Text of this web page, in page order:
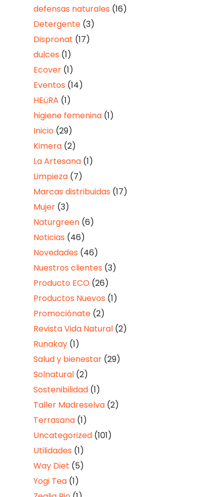
defensas naturales (16)
Detergente(3)
Dispronat (17)
dulces (1)
Ecover(1)
Eventos (14)
HEüRA (1)
higiene femenina(1)
Inicio(29)
Kimera(2)
La Artesana(1)
Limpieza(7)
Marcas distribuidas (17)
Mujer(3)
Naturgreen(6)
Noticias (46)
Novedades (46)
Nuestros clientes (3)
Producto ECO(26)
Productos Nuevos (1)
Promociónate(2)
Revista Vida Natural(2)
Runakay(1)
Salud y bienestar(29)
Solnatural(2)
Sostenibilidad(1)
Taller Madreselva(2)
Terrasana(1)
Uncategorized(101)
Utilidades (1)
Way Diet (5)
Yogi Tea(1)